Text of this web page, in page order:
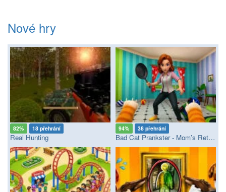
Nové hry
82% 18 přehrání
Real Hunting
94% 38 přehrání
Bad Cat Prankster - Mom’s Return